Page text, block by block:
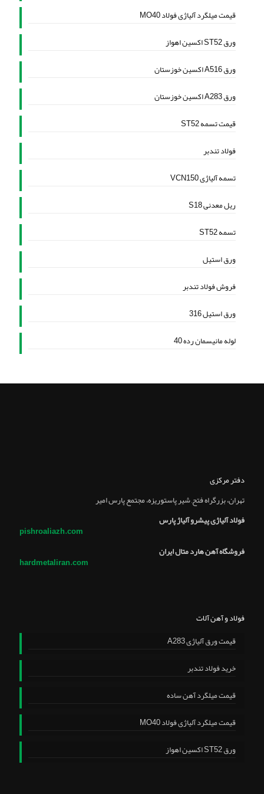
قیمت میلگرد آلیاژی فولاد MO40
ورق ST52 اکسین اهواز
ورق A516 اکسین خوزستان
ورق A283 اکسین خوزستان
قیمت تسمه ST52
فولاد تندبر
تسمه آلیاژی VCN150
ریل معدنی S18
تسمه ST52
ورق استیل
فروش فولاد تندبر
ورق استیل 316
لوله مانیسمان رده 40
دفتر مرکزی
تهران، بزرگراه فتح, شير پاستوريزه، مجتمع پارس امير
فولاد آلیاژی پیشرو آلیاژ پارس
pishroaliazh.com
فروشگاه آهن هارد متال ایران
hardmetaliran.com
فولاد و آهن آلات
قیمت ورق آلیاژی A283
خرید فولاد تندبر
قیمت میلگرد آهن ساده
قیمت میلگرد آلیاژی فولاد MO40
ورق ST52 اکسین اهواز